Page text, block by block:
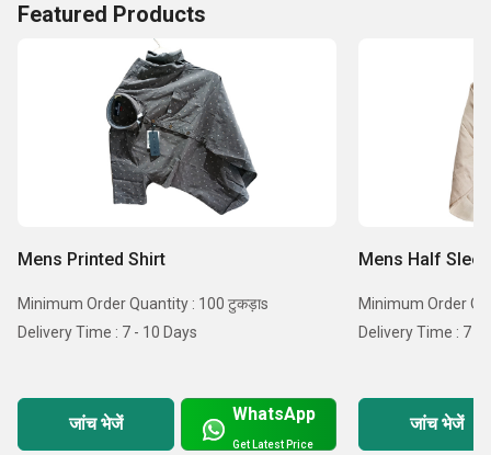
Featured Products
Mens Printed Shirt
Minimum Order Quantity : 100 टुकड़ाs
Delivery Time : 7 - 10 Days
जांच भेजें WhatsApp
Get Latest Price
Mens Half
Minimum Order
Delivery Time : 7 -
जांच भेजें